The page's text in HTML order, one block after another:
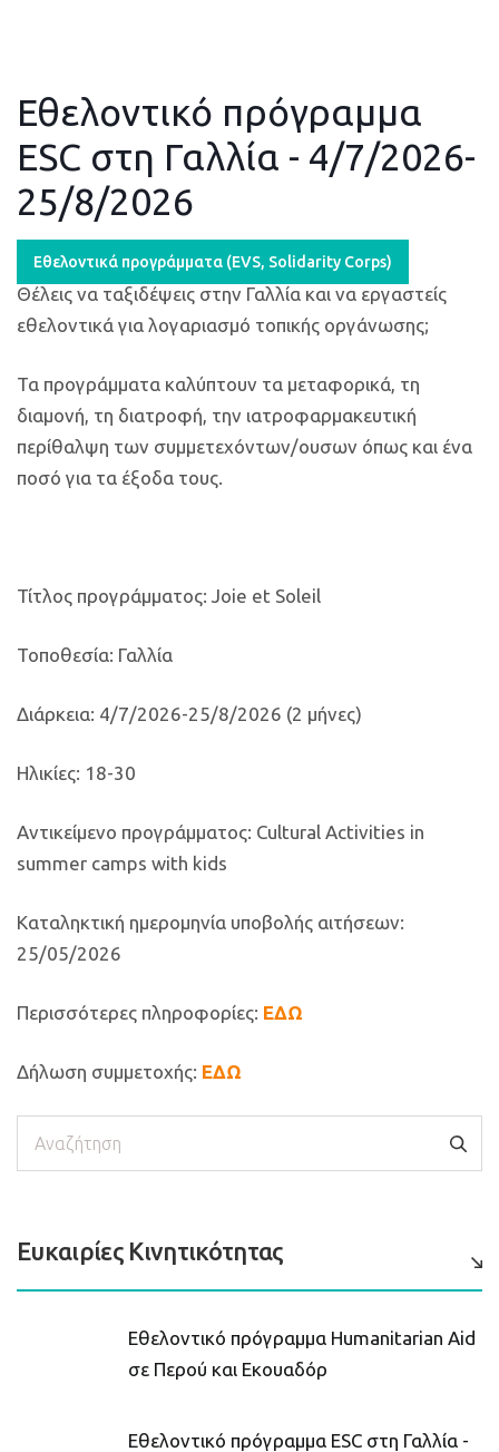
Εθελοντικό πρόγραμμα
ESC στη Γαλλία - 4/7/2026-
25/8/2026
Εθελοντικά προγράμματα (ΕVS, Solidarity Corps)
Θέλεις να ταξιδέψεις στην Γαλλία και να εργαστείς
εθελοντικά για λογαριασμό τοπικής οργάνωσης;
Τα προγράμματα καλύπτουν τα μεταφορικά, τη
διαμονή, τη διατροφή, την ιατροφαρμακευτική
περίθαλψη των συμμετεχόντων/ουσων όπως και ένα
ποσό για τα έξοδα τους.
Τίτλος προγράμματος: Joie et Soleil
Τοποθεσία: Γαλλία
Διάρκεια: 4/7/2026-25/8/2026 (2 μήνες)
Ηλικίες: 18-30
Αντικείμενο προγράμματος: Cultural Activities in
summer camps with kids
Καταληκτική ημερομηνία υποβολής αιτήσεων:
25/05/2026
Περισσότερες πληροφορίες: ΕΔΩ
Δήλωση συμμετοχής: ΕΔΩ
Ευκαιρίες Κινητικότητας
Εθελοντικό πρόγραμμα Humanitarian Aid
σε Περού και Εκουαδόρ
Εθελοντικό πρόγραμμα ESC στη Γαλλία -